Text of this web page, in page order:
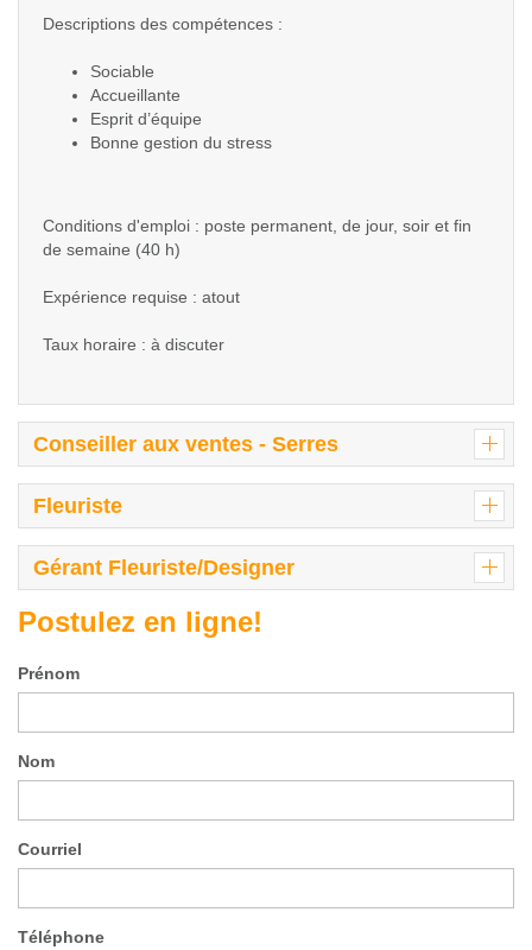
Descriptions des compétences :
Sociable
Accueillante
Esprit d’équipe
Bonne gestion du stress
Conditions d'emploi : poste permanent, de jour, soir et fin
de semaine (40 h)
Expérience requise : atout
Taux horaire : à discuter
Conseiller aux ventes - Serres
Fleuriste
Gérant Fleuriste/Designer
Postulez en ligne!
Prénom
Nom
Courriel
Téléphone